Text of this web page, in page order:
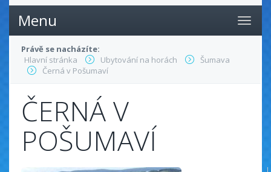
Menu
Právě se nacházíte:
Hlavní stránka
Ubytování na horách
Šumava
Černá v Pošumaví
ČERNÁ V
POŠUMAVÍ